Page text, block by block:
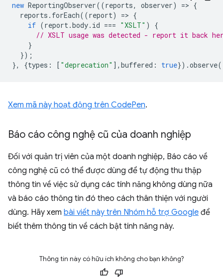
new ReportingObserver((reports, observer) => {
reports . forEach((report) => {
if (report.body. id === "XSLT" )
{
// XSLT usage was detected - report it back
}
});
},
{types : [ "deprecation" ], buffered : true}).observe
Xem mã này hoạt động trên CodePen.
Báo cáo công nghệ cũ của doanh nghiệp
Đối với quản trị viên của một doanh nghiệp, Báo cáo về
công nghệ cũ có thể được dùng để tự động thu thập
thông tin về việc sử dụng các tính năng không dùng nữa
và báo cáo thông tin đó theo cách thân thiện với người
dùng. Hãy xem bài viết này trên Nhóm hỗ trợ Google để
biết thêm thông tin về cách bật tính năng này.
Thông tin này có hữu ích không cho bạn không?